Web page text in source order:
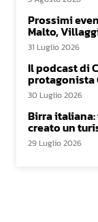
Prossimi
Malto,
31 Luglio 2026
Il podcast di
protagonista
30 Luglio 2026
Birra
creato un
29 Luglio 2026